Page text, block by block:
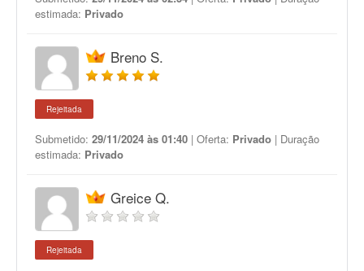
estimada: Privado
Breno S.
Rejeitada
Submetido: 29/11/2024 às 01:40 | Oferta: Privado | Duração
estimada: Privado
Greice Q.
Rejeitada